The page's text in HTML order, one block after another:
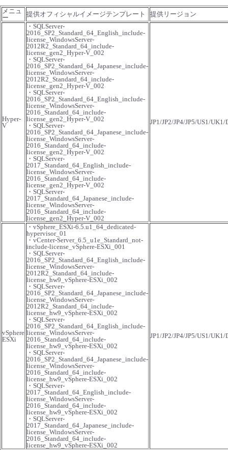
- 登録情報の管理
- APIリファレンス
■ 基本構築ガイド
- クラウド / サーバー
- Flexible InterConnect
- Flexible Remote Access
- vUTM2
- ITインフラストラクチャー
- その他
メニュ
ー
提供オフィシャルイメージテンプレート 提供リージョン
Hyper-
V
・SQLServer-
2016_SP2_Standard_64_English_include-
license_WindowsServer-
2012R2_Standard_64_include-
license_gen2_Hyper-V_002
・SQLServer-
2016_SP2_Standard_64_Japanese_include-
license_WindowsServer-
2012R2_Standard_64_include-
license_gen2_Hyper-V_002
・SQLServer-
2016_SP2_Standard_64_English_include-
license_WindowsServer-
2016_Standard_64_include-
license_gen2_Hyper-V_002
・SQLServer-
2016_SP2_Standard_64_Japanese_include-
license_WindowsServer-
2016_Standard_64_include-
license_gen2_Hyper-V_002
・SQLServer-
2017_Standard_64_English_include-
license_WindowsServer-
2016_Standard_64_include-
license_gen2_Hyper-V_002
・SQLServer-
2017_Standard_64_Japanese_include-
license_WindowsServer-
2016_Standard_64_include-
license_gen2_Hyper-V_002
JP1/JP2/JP4/JP5/US1/
vSphere
ESXi
・vSphere_ESXi-6.5.u1_64_dedicated-
hypervisor_01
・vCenter-Server_6.5_u1e_Standard_not-
include-license_vSphere-ESXi_001
・SQLServer-
2016_SP2_Standard_64_English_include-
license_WindowsServer-
2012R2_Standard_64_include-
license_hw9_vSphere-ESXi_002
・SQLServer-
2016_SP2_Standard_64_Japanese_include-
license_WindowsServer-
2012R2_Standard_64_include-
license_hw9_vSphere-ESXi_002
・SQLServer-
2016_SP2_Standard_64_English_include-
license_WindowsServer-
2016_Standard_64_include-
license_hw9_vSphere-ESXi_002
・SQLServer-
2016_SP2_Standard_64_Japanese_include-
license_WindowsServer-
2016_Standard_64_include-
license_hw9_vSphere-ESXi_002
・SQLServer-
2017_Standard_64_English_include-
license_WindowsServer-
2016_Standard_64_include-
license_hw9_vSphere-ESXi_002
・SQLServer-
2017_Standard_64_Japanese_include-
license_WindowsServer-
2016_Standard_64_include-
license_hw9_vSphere-ESXi_002
JP1/JP2/JP4/JP5/US1/